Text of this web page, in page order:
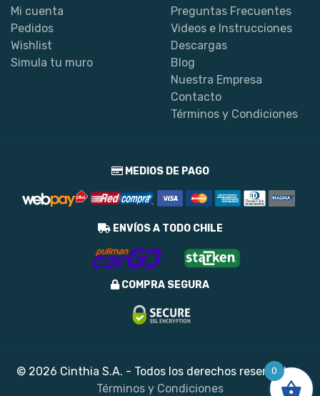
Mi cuenta
Pedidos
Wishlist
Simula tu muro
Preguntas Frecuentes
Videos e Instrucciones
Descargas
Blog
Nuestra Empresa
Contacto
Términos y Condiciones
MEDIOS DE PAGO
ENVÍOS A TODO CHILE
COMPRA SEGURA
© 2026 Cinthia S.A. - Todos los derechos reservados
Términos y Condiciones
0